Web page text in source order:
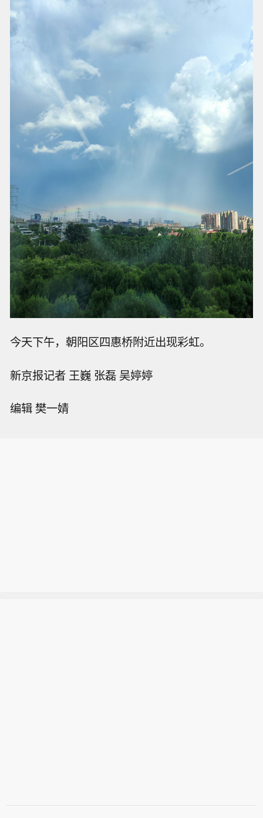
今天下午，朝阳区四惠桥附近出现彩虹。
新京报记者 王巍 张磊 吴婷婷
编辑 樊一婧